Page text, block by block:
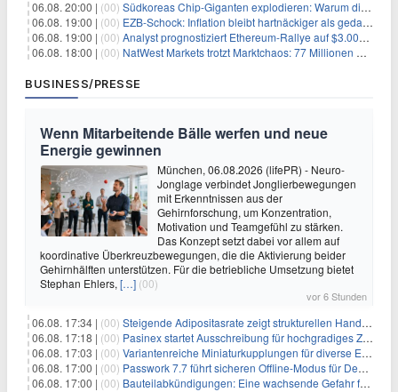
06.08. 20:00 | (00) Südkoreas Chip-Giganten explodieren: Warum dieser Rekord-Tag die KI-Branche erschüttert
06.08. 19:00 | (00) EZB-Schock: Inflation bleibt hartnäckiger als gedacht – 2027 wird zum kritischen Test
06.08. 19:00 | (00) Analyst prognostiziert Ethereum-Rallye auf $3.000 nach entscheidendem On-Chain-Ausbruch
06.08. 18:00 | (00) NatWest Markets trotzt Marktchaos: 77 Millionen Pfund Gewinn im ersten Halbjahr
BUSINESS/PRESSE
Wenn Mitarbeitende Bälle werfen und neue
Energie gewinnen
München, 06.08.2026 (lifePR) - Neuro-
Jonglage verbindet Jonglierbewegungen
mit Erkenntnissen aus der
Gehirnforschung, um Konzentration,
Motivation und Teamgefühl zu stärken.
Das Konzept setzt dabei vor allem auf
koordinative Überkreuzbewegungen, die die Aktivierung beider
Gehirnhälften unterstützen. Für die betriebliche Umsetzung bietet
Stephan Ehlers, […] (00)
vor 6 Stunden
06.08. 17:34 | (00) Steigende Adipositasrate zeigt strukturellen Handlungsbedarf bei der Ernährung schulpflichtiger Kinder
06.08. 17:18 | (00) Pasinex startet Ausschreibung für hochgradiges Zinksulfidkonzentrat mit Germanium- und Silbergehalten und stellt ein Betriebsupdate bereit
06.08. 17:03 | (00) Variantenreiche Miniaturkupplungen für diverse Einsatzbereiche
06.08. 17:00 | (00) Passwork 7.7 führt sicheren Offline-Modus für Desktop- und Mobile-Apps ein
06.08. 17:00 | (00) Bauteilabkündigungen: Eine wachsende Gefahr für industrielle Elektroniksysteme